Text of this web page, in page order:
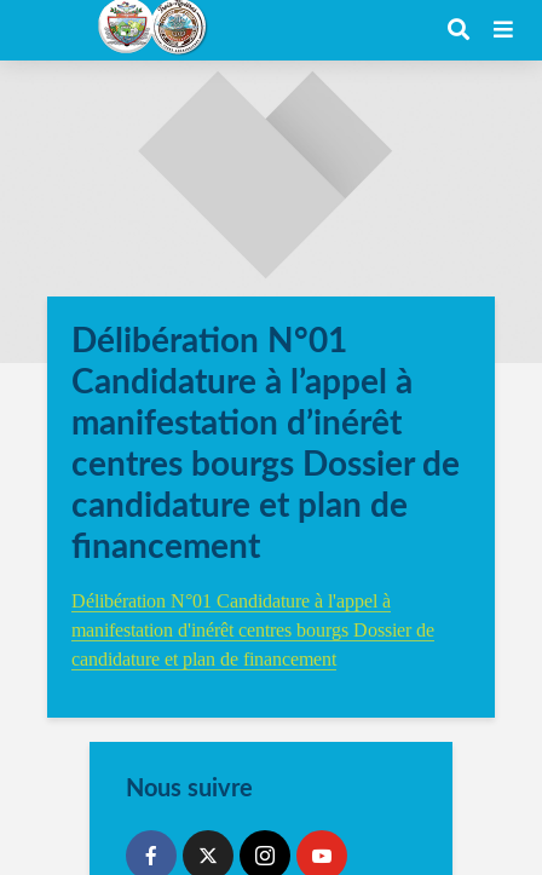
Délibération N°01
Candidature à l’appel à
manifestation d’inérêt
centres bourgs Dossier de
candidature et plan de
financement
Délibération N°01 Candidature à l'appel à
manifestation d'inérêt centres bourgs Dossier de
candidature et plan de financement
Nous suivre